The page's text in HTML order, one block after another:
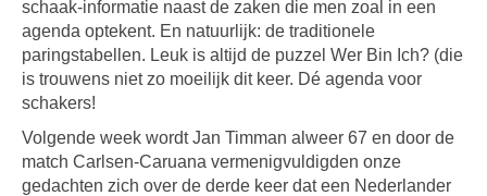
schaak-informatie naast de zaken die men zoal in een
agenda optekent. En natuurlijk: de traditionele
paringstabellen. Leuk is altijd de puzzel Wer Bin Ich? (die
is trouwens niet zo moeilijk dit keer. Dé agenda voor
schakers!
Volgende week wordt Jan Timman alweer 67 en door de
match Carlsen-Caruana vermenigvuldigden onze
gedachten zich over de derde keer dat een Nederlander